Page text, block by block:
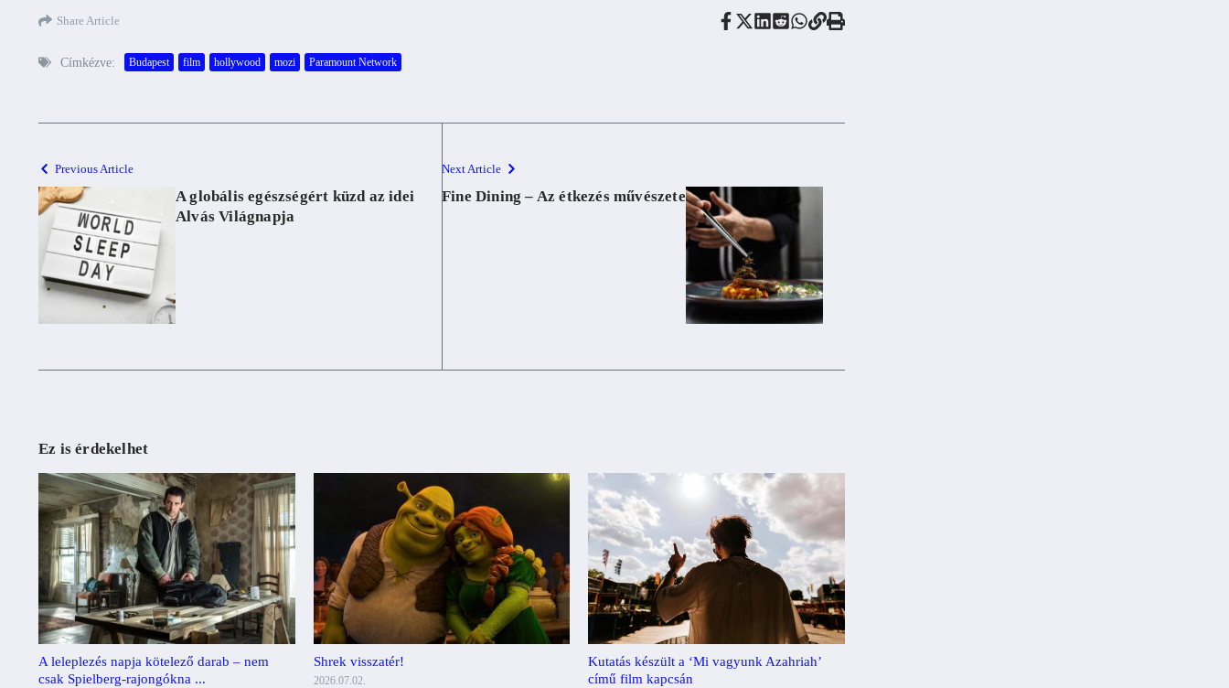
Share Article
Címkézve: Budapest film hollywood mozi Paramount Network
Previous Article
A globális egészségért küzd az idei
Alvás Világnapja
Next Article
Fine Dining – Az étkezés művészete
Ez is érdekelhet
A leleplezés napja kötelező darab – nem
csak Spielberg-rajongókna ...
Shrek visszatér!
2026.07.02.
Kutatás készült a ‘Mi vagyunk Azahriah’
című film kapcsán